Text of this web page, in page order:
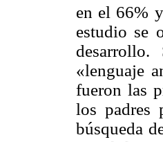
en el 66%
estudio se
«lenguaje
fueron las
los padres
búsqueda